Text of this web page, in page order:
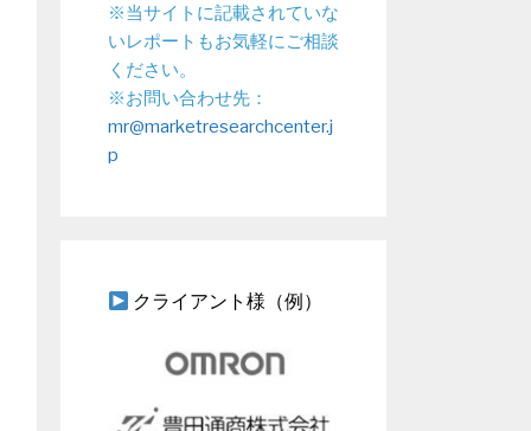
※当サイトに記載されていな
いレポートもお気軽にご相談
ください。
※お問い合わせ先：
mr@marketresearchcenter.j
p
クライアント様（例）